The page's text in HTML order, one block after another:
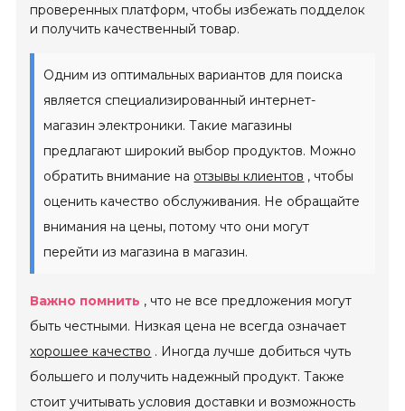
проверенных платформ, чтобы избежать подделок
и получить качественный товар.
Одним из оптимальных вариантов для поиска
является специализированный интернет-
магазин электроники. Такие магазины
предлагают широкий выбор продуктов. Можно
обратить внимание на отзывы клиентов , чтобы
оценить качество обслуживания. Не обращайте
внимания на цены, потому что они могут
перейти из магазина в магазин.
Важно помнить , что не все предложения могут
быть честными. Низкая цена не всегда означает
хорошее качество . Иногда лучше добиться чуть
большего и получить надежный продукт. Также
стоит учитывать условия доставки и возможность